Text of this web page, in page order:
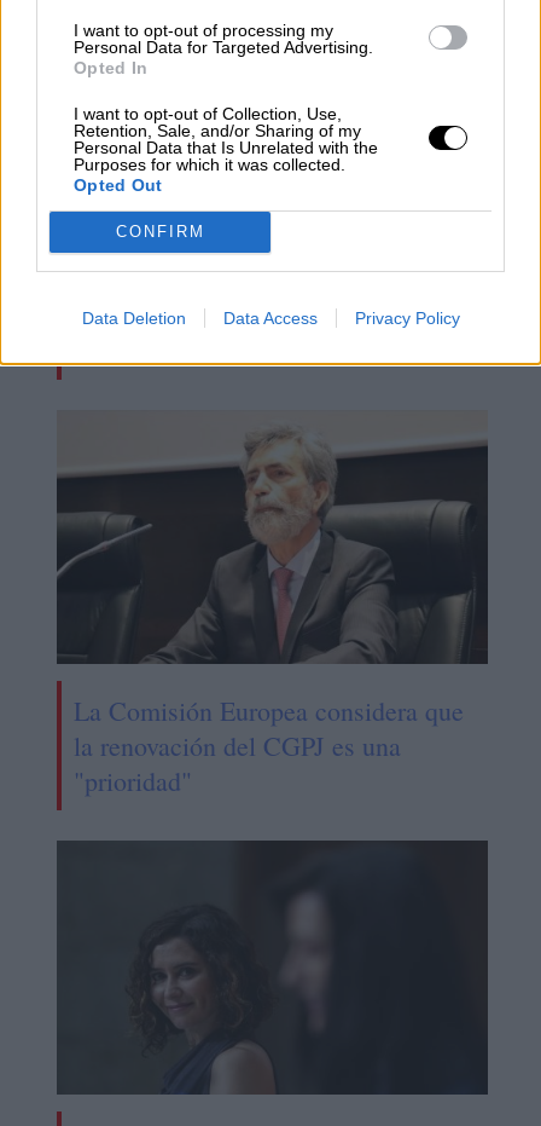
I want to opt-out of processing my
Personal Data for Targeted Advertising.
Opted In
I want to opt-out of Collection, Use,
Retention, Sale, and/or Sharing of my
Personal Data that Is Unrelated with the
Purposes for which it was collected.
Opted Out
CONFIRM
Data Deletion Data Access Privacy Policy
Bruselas urge a restringir el consumo
de gas desde este verano por efecto
La Comisión Europea considera que
la renovación del CGPJ es una
"prioridad"